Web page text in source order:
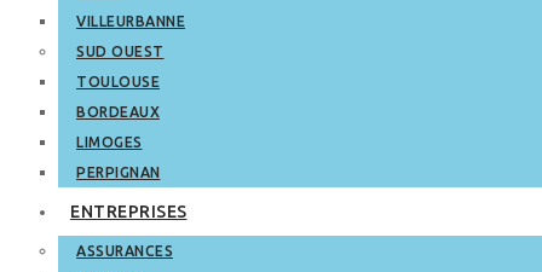
VILLEURBANNE
SUD OUEST
TOULOUSE
BORDEAUX
LIMOGES
PERPIGNAN
ENTREPRISES
ASSURANCES